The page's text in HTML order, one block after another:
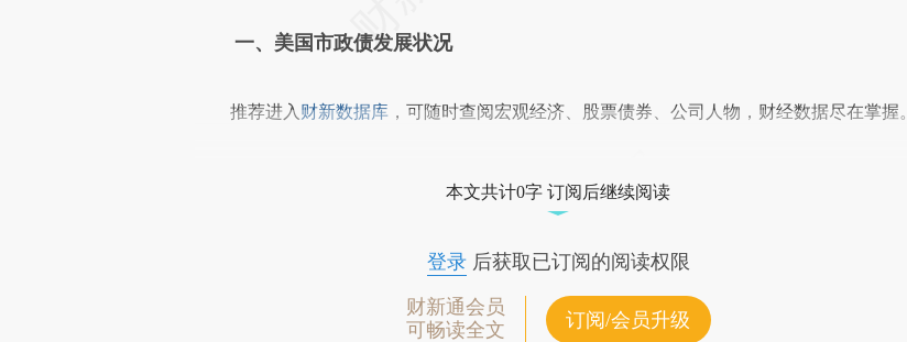
一、美国市政债发展状况
推荐进入 财新数据库 ，可随时查阅宏观经济、股票债券、公司人物，财经数据尽在掌握。
本文共计0字 订阅后继续阅读
登录后获取已订阅的阅读权限
财新通会员
可畅读全文
订阅/会员升级